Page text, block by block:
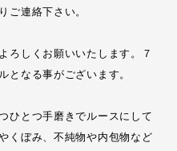
ご連絡下さい。
ろしくお願いいたします。７
となる事がございます。
ひとつ手磨きでルースにして
くぼみ、不純物や内包物など